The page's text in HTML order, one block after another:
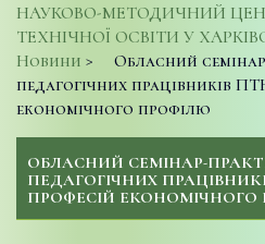
НАУКОВО-МЕТОДИЧНИЙ
ТЕХНІЧНОЇ ОСВІТИ У
Новини >
Обласний
педагогічних працівників
економічного профілю
ОБЛАСНИЙ СЕМІНАР-
ПЕДАГОГІЧНИХ
ПРОФЕСІЙ ЕКОНОМІЧНОГО